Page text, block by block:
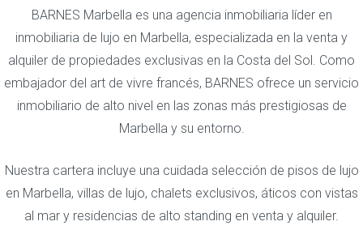
BARNES Marbella es una agencia inmobiliaria líder en
inmobiliaria de lujo en Marbella, especializada en la venta y
alquiler de propiedades exclusivas en la Costa del Sol. Como
embajador del art de vivre francés, BARNES ofrece un servicio
inmobiliario de alto nivel en las zonas más prestigiosas de
Marbella y su entorno.
Nuestra cartera incluye una cuidada selección de pisos de lujo
en Marbella, villas de lujo, chalets exclusivos, áticos con vistas
al mar y residencias de alto standing en venta y alquiler.